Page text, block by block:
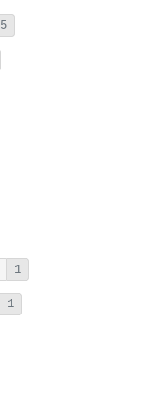
5
1
1